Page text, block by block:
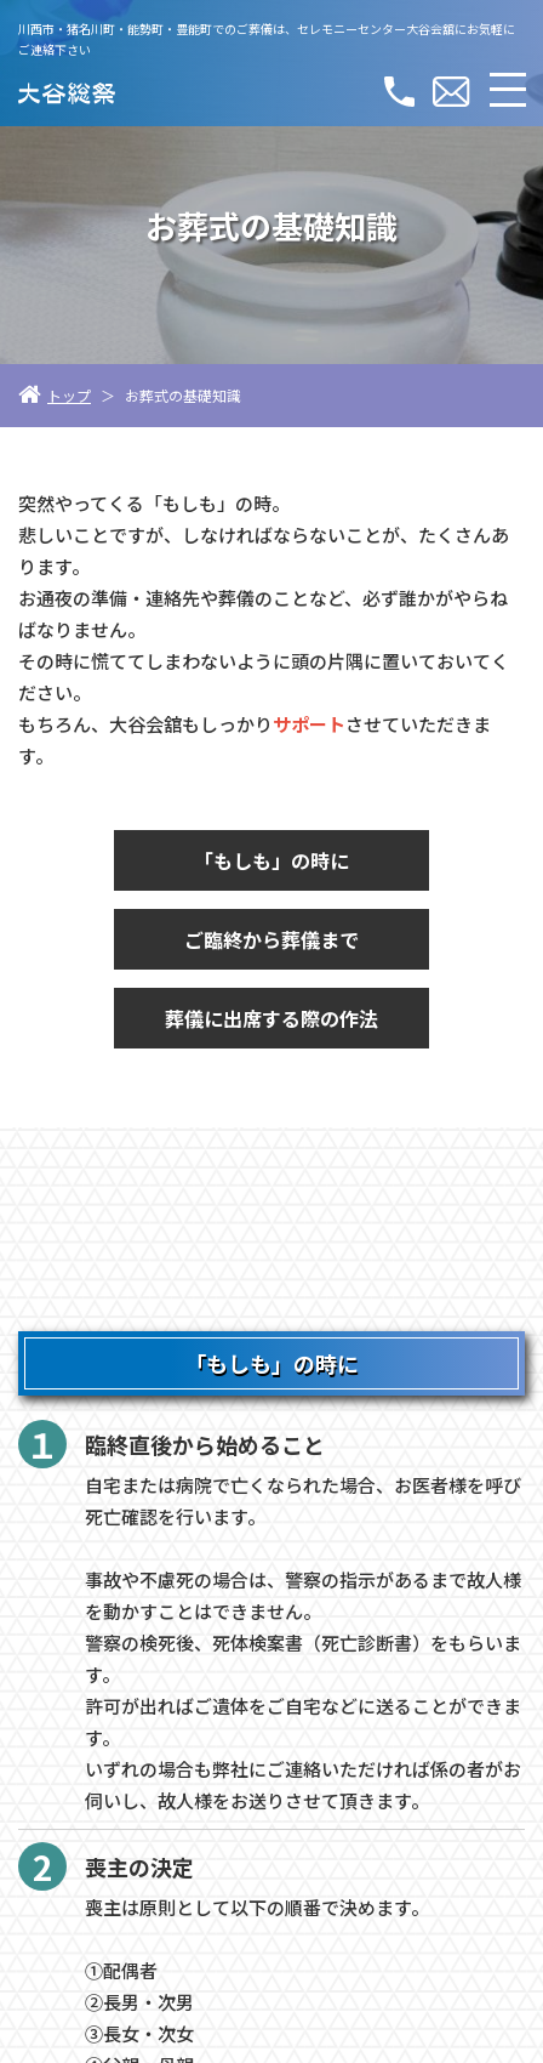
川西市・猪名川町・能勢町・豊能町でのご葬儀は、 セレモニーセンター大谷会舘にお気軽に
ご連絡下さい
お葬式の基礎知識
トップ ＞ お葬式の基礎知識
突然やってくる「もしも」の時。
悲しいことですが、しなければならないことが、たくさんあ
ります。
お通夜の準備・連絡先や葬儀のことなど、必ず誰かがやらね
ばなりません。
その時に慌ててしまわないように頭の片隅に置いておいてく
ださい。
もちろん、大谷会舘もしっかりサポートさせていただきま
す。
「もしも」の時に
ご臨終から葬儀まで
葬儀に出席する際の作法
「もしも」の時に
１ 臨終直後から始めること
自宅または病院で亡くなられた場合、お医者様を呼び
死亡確認を行います。
事故や不慮死の場合は、警察の指示があるまで故人様
を動かすことはできません。
警察の検死後、死体検案書（死亡診断書）をもらいま
す。
許可が出ればご遺体をご自宅などに送ることができま
す。
いずれの場合も弊社にご連絡いただければ係の者がお
伺いし、故人様をお送りさせて頂きます。
2 喪主の決定
喪主は原則として以下の順番で決めます。
①配偶者
②長男・次男
③長女・次女